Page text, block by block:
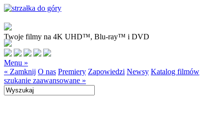
Twoje filmy na 4K UHD™, Blu-ray™ i DVD
Menu »
« Zamknij O nas Premiery Zapowiedzi Newsy Katalog filmów
szukanie zaawansowane »